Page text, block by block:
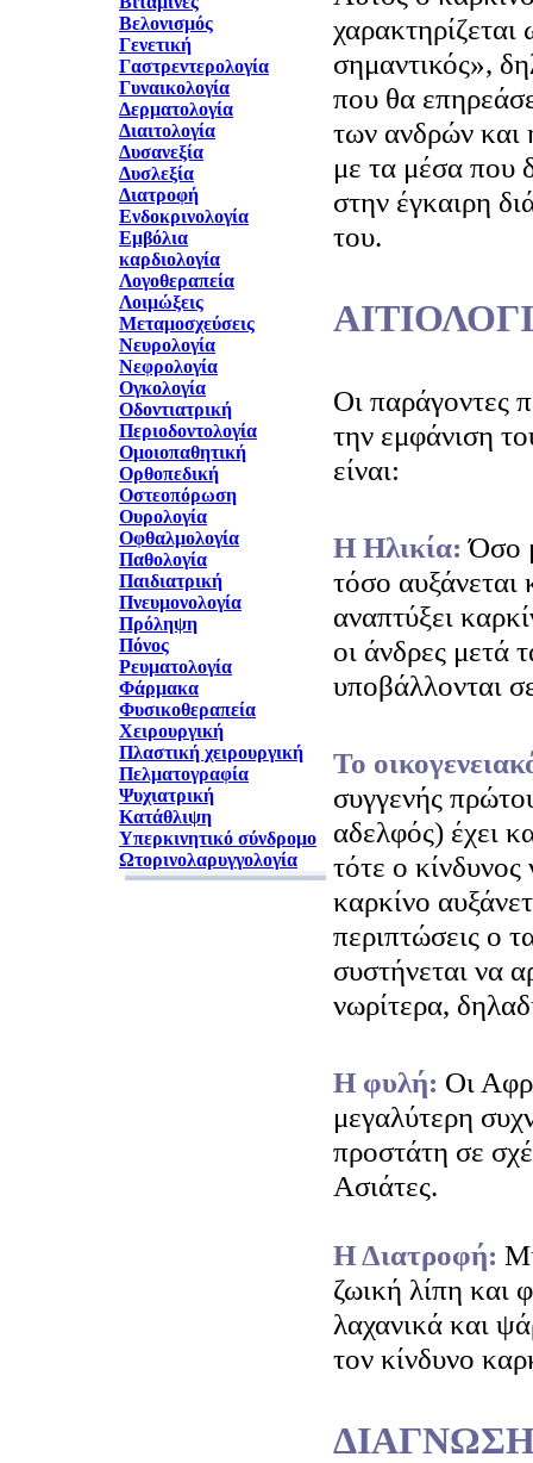
Βελονισμός
Γενετική
Γαστρεντερολογία
Γυναικολογία
Δερματολογία
Διαιτολογία
Δυσανεξία
Δυσλεξία
Διατροφή
Ενδοκρινολογία
Εμβόλια
καρδιολογία
Λογοθεραπεία
Λοιμώξεις
Μεταμοσχεύσεις
Νευρολογία
Νεφρολογία
Ογκολογία
Οδοντιατρική
Περιοδοντολογία
Ομοιοπαθητική
Ορθοπεδική
Οστεοπόρωση
Ουρολογία
Οφθαλμολογία
Παθολογία
Παιδιατρική
Πνευμονολογία
Πρόληψη
Πόνος
Ρευματολογία
Φάρμακα
Φυσικοθεραπεία
Χειρουργική
Πλαστική χειρουργική
Πελματογραφία
Ψυχιατρική
Κατάθλιψη
Υπερκινητικό σύνδρομο
Ωτορινολαρυγγολογία
χαρακτηρίζεται
σημαντικός»,
που θα
των ανδρών και
με τα μέσα που
στην έγκαιρη
του.
Οι παράγοντες
την εμφάνιση
είναι:
H Ηλικία:Όσο
τόσο αυξάνεται
αναπτύξει
οι άνδρες μετά
υποβάλλονται
Το
συγγενής
αδελφός) έχει
τότε ο κίνδυνος
καρκίνο
περιπτώσεις ο
συστήνεται να
νωρίτερα,
Η φυλή: Οι
μεγαλύτερη
προστάτη σε
Ασιάτες.
Η Διατροφή:
ζωική λίπη και
λαχανικά και
τον κίνδυνο